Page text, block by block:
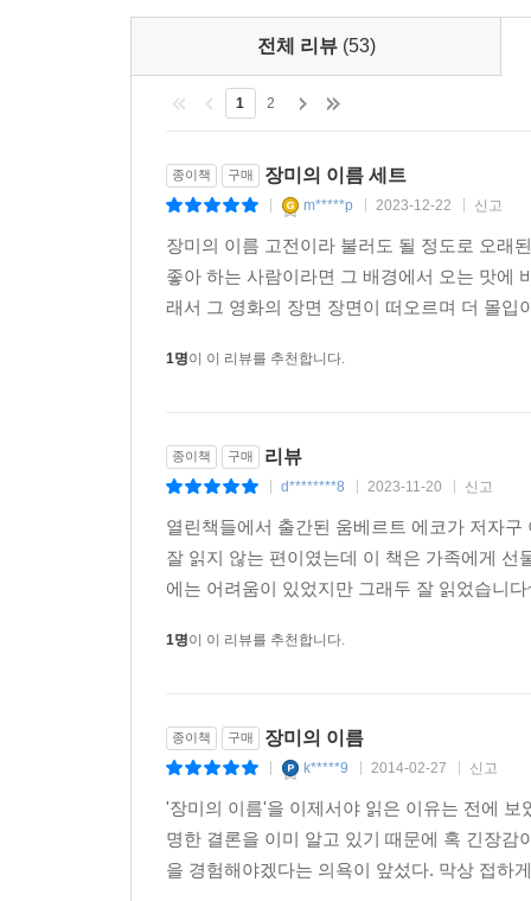
전체 리뷰 (53)
1 2
종이책 구매 장미의 이름 세트
m*****p 2023-12-22 신고
장미의 이름 고전이라 불러도 될 정도로 오래
좋아 하는 사람이라면 그 배경에서 오는 맛에
래서 그 영화의 장면 장면이 떠오르며 더 몰
1명이 이 리뷰를 추천합니다.
종이책 구매 리뷰
d********8 2023-11-20 신고
열린책들에서 출간된 움베르트 에코가 저자
잘 읽지 않는 편이였는데 이 책은 가족에게
에는 어려움이 있었지만 그래두 잘 읽었습니
1명이 이 리뷰를 추천합니다.
종이책 구매 장미의 이름
k*****9 2014-02-27 신고
'장미의 이름'을 이제서야 읽은 이유는 전에
명한 결론을 이미 알고 있기 때문에 혹 긴장
을 경험해야겠다는 의욕이 앞섰다. 막상 접하